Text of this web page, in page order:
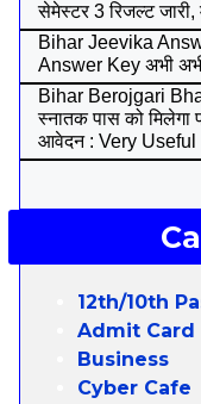
सेमेस्टर 3 रिजल्ट
Bihar Jeevika
Answer Key अभी
Bihar Berojgari
स्नातक पास को मिलेगा
आवेदन : Very Useful
12th/10th
Admit Card
Business
Cyber Cafe